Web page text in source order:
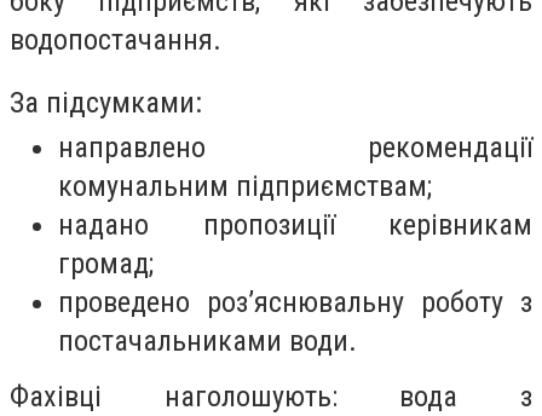
водопостачання.
За підсумками:
направлено рекомендації
комунальним підприємствам;
надано пропозиції керівникам
громад;
проведено роз’яснювальну роботу з
постачальниками води.
Фахівці наголошують: вода з